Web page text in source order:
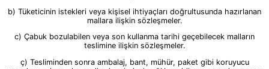
b) Tüketicinin istekleri veya kişisel ihtiyaçları doğrultusunda hazırlanan
mallara ilişkin sözleşmeler.
c) Çabuk bozulabilen veya son kullanma tarihi geçebilecek malların
teslimine ilişkin sözleşmeler.
ç) Tesliminden sonra ambalaj, bant, mühür, paket gibi koruyucu